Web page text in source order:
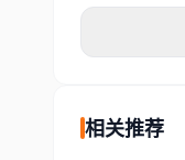
相关推荐